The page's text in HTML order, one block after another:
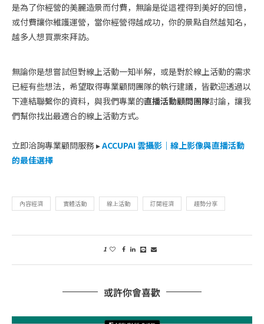
是為了你經營的美麗造景而付費，無論是從這裡得到美好的回憶，
或付費讓你維護運營，當你經營得越成功，你的景點自然越知名，
越多人想買票來拜訪。
無論你是想嘗試但對線上活動一知半解，或是對於線上活動的需求
已經有些想法，希望取得專業顧問團隊的執行建議，皆歡迎透過以
下連結聯繫你的資料，與我們專業的直播活動顧問團隊討論，讓我
們幫你找出最適合的線上活動方式。
立即洽詢專業顧問服務 ▸ACCUPAI 雲攝影｜線上影像與直播活動
的最佳選擇
內容經濟 實體活動 線上活動 訂閱經濟 趨勢分享
1
或許你會喜歡